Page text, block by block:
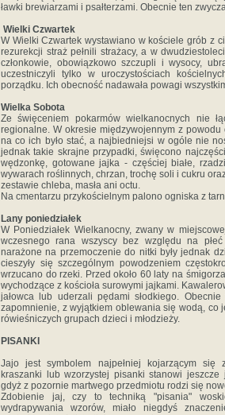
ławki brewiarzami i psałterzami. Obecnie ten
Wielki Czwartek
W Wielki Czwartek wystawiano w kościele grób z
rezurekcji straż pełnili strażacy, a w
członkowie, obowiązkowo szczupli i wysocy,
uczestniczyli tylko w uroczystościach
porządku. Ich obecność nadawała powagi
Wielka Sobota
Ze święceniem pokarmów wielkanocnych nie
regionalne. W okresie międzywojennym z
na co ich było stać, a najbiedniejsi w ogóle nie
jednak takie skrajne przypadki, święcono
wędzonkę, gotowane jajka - częściej białe,
wywarach roślinnych, chrzan, trochę soli i cukru
zestawie chleba, masła ani octu.
Na cmentarzu przykościelnym palono ogniska z
Lany poniedziałek
W Poniedziałek Wielkanocny, zwany w
wczesnego rana wszyscy bez względu na
narażone na przemoczenie do nitki były jednak
cieszyły się szczególnym powodzeniem
wrzucano do rzeki. Przed około 60 laty na
wychodzące z kościoła surowymi jajkami.
jałowca lub uderzali pędami słodkiego.
zapomnienie, z wyjątkiem oblewania się wodą, co
rówieśniczych grupach dzieci i młodzieży.
PISANKI
Jajo jest symbolem najpełniej kojarzącym się
kraszanki lub wzorzystej pisanki stanowi
gdyż z pozornie martwego przedmiotu rodzi się
Zdobienie jaj, czy to techniką "pisania"
wydrapywania wzorów, miało niegdyś